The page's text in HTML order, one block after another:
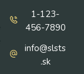
1-123-
456-7890
info@slsts
.sk